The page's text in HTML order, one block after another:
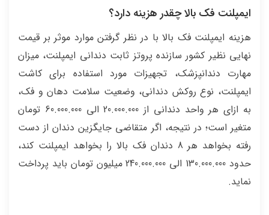
ایمپلنت فک بالا چقدر هزینه دارد؟
هزینه ایمپلنت فک بالا با در نظر گرفتن موارد موثر بر قیمت
نهایی نظیر کشور سازنده پروتز ثابت دندانی ایمپلنت، میزان
مهارت دندانپزشک، تجهیزات مورد استفاده برای کاشت
ایمپلنت، نوع روکش دندانی، وضعیت سلامت دهان و فک،
به ازای هر واحد دندانی از 20.000.000 الی 60.000.000 تومان
متغیر است؛ در نتیجه، اگر متقاضی جایگزین دندان از دست
رفته بخواهد هر 8 دندان فک بالا را بخواهد ایمپلنت کند،
حدود 130.000.000 الی 240.000.000 میلیون تومان باید پرداخت
نماید.